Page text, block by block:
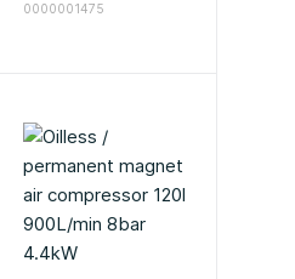
0000001475